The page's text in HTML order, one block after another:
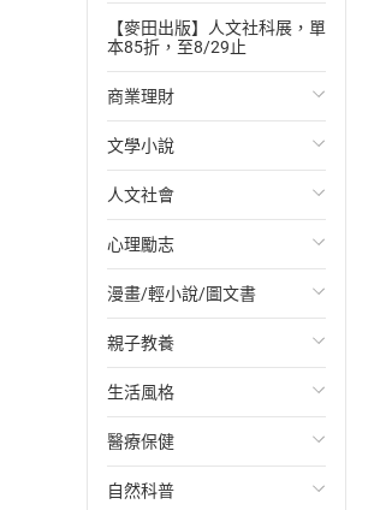
【麥田出版】人文社科展，單
本85折，至8/29止
商業理財
投資理財
經濟/趨勢
財務/金融
管理/領導
職場工作術
成功法
行銷/廣告
傳記
文學小說
歐美文學
日本文學
韓國文學
華文文學
經典文學
成長/家庭生活小說
懸疑/推理小說
人文社會
國際關係
政治
社會科學
台灣/中國歷史
日/韓歷史
其他歷史/史學
心理勵志
心靈成長/情緒
人際關係
兩性關係
心理學
漫畫/輕小說/圖文書
輕小說
奇幻/科幻
愛情故事
職場/社會寫實
親子教養
教育現場
兒童文學/故事
兒童科普/學習
生活風格
飲食/食譜
健身/美顏
醫療保健
健康/養生
自然科普